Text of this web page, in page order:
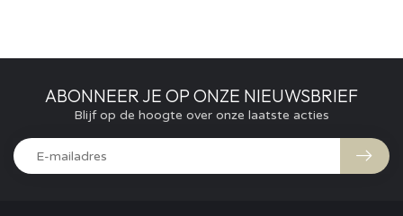
ABONNEER JE OP ONZE NIEUWSBRIEF
Blijf op de hoogte over onze laatste acties